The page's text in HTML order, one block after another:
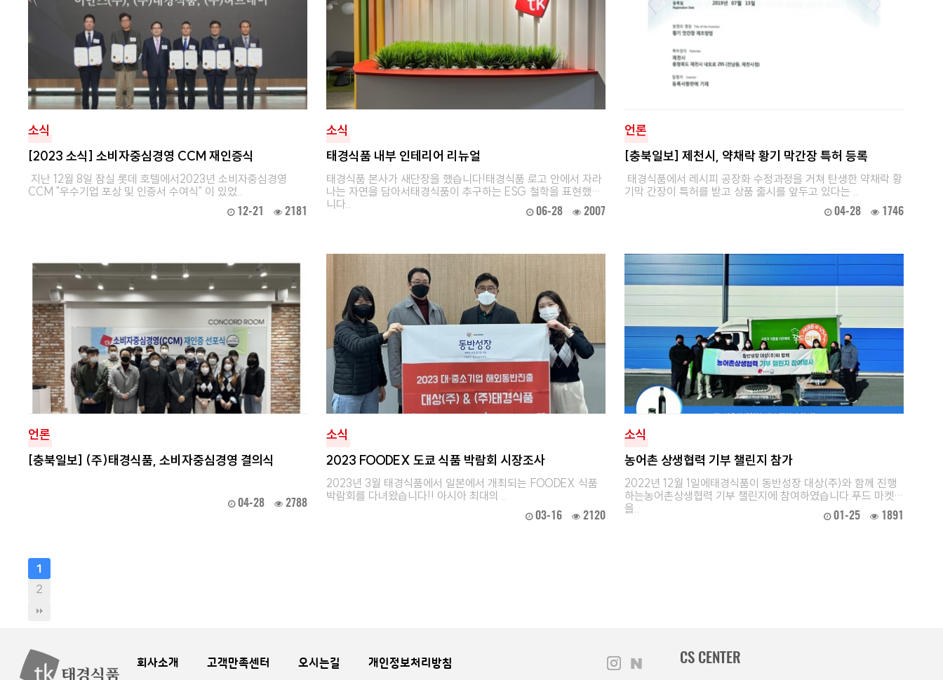
소식
[2023 소식] 소비자중심경영 CCM 재인증식
지난 12월 8일 잠실 롯데 호텔에서2023년 소비자중심경영
CCM "우수기업 포상 및 인증서 수여식" 이 있었..
12-21 2181
소식
태경식품 내부 인테리어 리뉴얼
태경식품 본사가 새단장을 했습니다!태경식품 로고 안에서 자라
나는 자연을 담아서태경식품이 추구하는 ESG 철학을 표현했습
니다..
06-28 2007
언론
[충북일보] 제천시, 약채락 황기 막간장 특허 등록
태경식품에서 레시피 공장화 수정과정을 거쳐 탄생한 약채락 황
기막 간장이 특허를 받고 상품 출시를 앞두고 있다는 ..
04-28 1746
언론
[충북일보] (주)태경식품, 소비자중심경영 결의식
04-28 2788
소식
2023 FOODEX 도쿄 식품 박람회 시장조사
2023년 3월 태경식품에서 일본에서 개최되는 FOODEX 식품
박람회를 다녀왔습니다!! 아시아 최대의 ..
03-16 2120
소식
농어촌 상생협력 기부 챌린지 참가
2022년 12월 1일에태경식품이 동반성장 대상(주)와 함께 진행
하는농어촌상생협력 기부 챌린지에 참여하였습니다.푸드 마켓
을..
01-25 1891
1
2
회사소개 고객만족센터 오시는길 개인정보처리방침 CS CENTER